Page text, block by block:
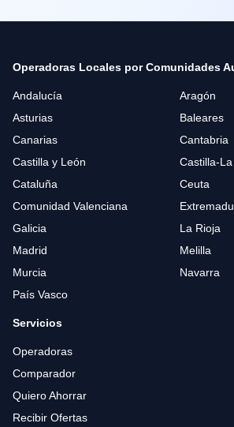
Operadoras Locales por Comunidades
Andalucía
Aragón
Asturias
Baleares
Canarias
Cantabria
Castilla y León
Castilla-
Cataluña
Ceuta
Comunidad Valenciana
Galicia
La Rioja
Madrid
Melilla
Murcia
Navarra
País Vasco
Servicios
Operadoras
Comparador
Quiero Ahorrar
Recibir Ofertas